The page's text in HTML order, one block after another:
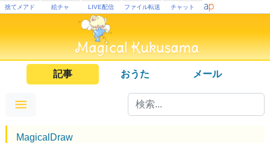
捨てメアド 絵チャ LIVE配信 ファイル転送 チャット
記事 おうた メール
MagicalDraw